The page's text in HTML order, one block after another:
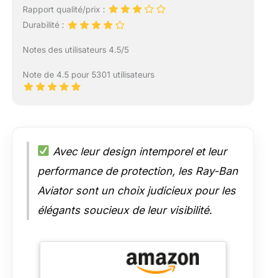
Rapport qualité/prix :
Durabilité :
Notes des utilisateurs 4.5/5
Note de 4.5 pour 5301 utilisateurs
Avec leur design intemporel et leur
performance de protection, les Ray-Ban
Aviator sont un choix judicieux pour les
élégants soucieux de leur visibilité.